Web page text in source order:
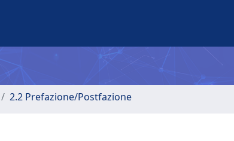
2.2 Prefazione/Postfazione